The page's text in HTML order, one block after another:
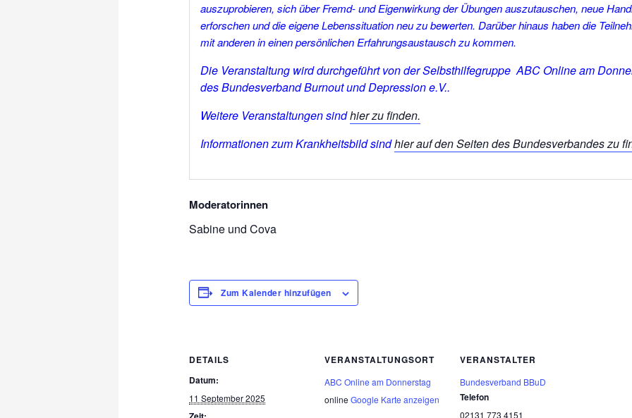
auszuprobieren, sich über Fremd- und Eigenwirkung der Übungen auszutauschen, neue
erforschen und die eigene Lebenssituation neu zu bewerten. Darüber hinaus haben die
mit anderen in einen persönlichen Erfahrungsaustausch zu kommen.
Die Veranstaltung wird durchgeführt von der Selbsthilfegruppe ABC Online am
des Bundesverband Burnout und Depression e.V..
Weitere Veranstaltungen sindhier zu finden.
Informationen zum Krankheitsbild sindhier auf den Seiten des Bundesverbandes zu
Moderatorinnen
Sabine und Cova
Zum Kalender hinzufügen
DETAILS
Datum:
11 September 2025
VERANSTALTUNGSORT
ABC Online am Donnerstag
online Google Karte anzeigen
VERANSTALTER
Bundesverband BBuD
Telefon
02131 773 4151